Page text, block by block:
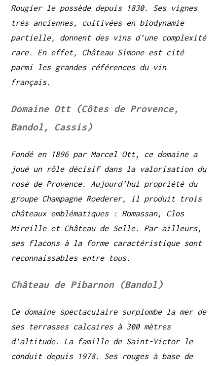
Rougier le possède depuis 1830. Ses vignes
très anciennes, cultivées en biodynamie
partielle, donnent des vins d’une complexité
rare. En effet, Château Simone est cité
parmi les grandes références du vin
français.
Domaine Ott (Côtes de Provence,
Bandol, Cassis)
Fondé en 1896 par Marcel Ott, ce domaine a
joué un rôle décisif dans la valorisation du
rosé de Provence. Aujourd’hui propriété du
groupe Champagne Roederer, il produit trois
châteaux emblématiques : Romassan, Clos
Mireille et Château de Selle. Par ailleurs,
ses flacons à la forme caractéristique sont
reconnaissables entre tous.
Château de Pibarnon (Bandol)
Ce domaine spectaculaire surplombe la mer de
ses terrasses calcaires à 300 mètres
d’altitude. La famille de Saint-Victor le
conduit depuis 1978. Ses rouges à base de